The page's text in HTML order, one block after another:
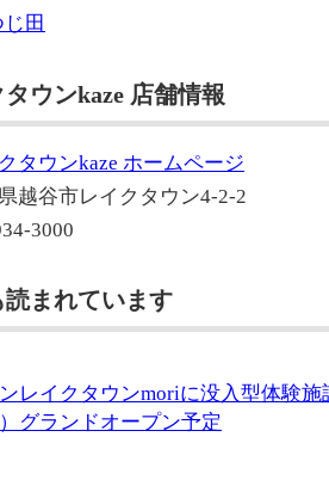
田
ウンkaze 店舗情報
タウンkaze ホームページ
越谷市レイクタウン4-2-2
3000
まれています
レイクタウンmoriに没入型体験
）グランドオープン予定